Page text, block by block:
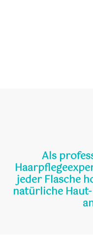
Als
jeder Flasche
natürliche